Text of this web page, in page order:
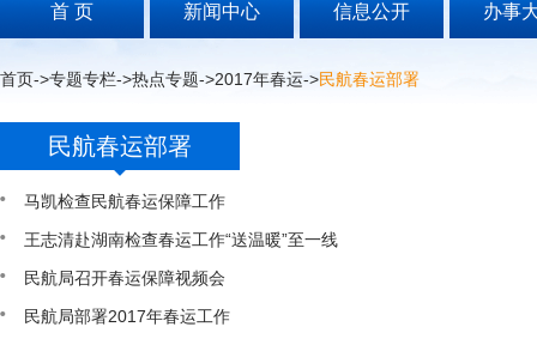
首 页 新闻中心 信息公开 办事
首页->专题专栏->热点专题->2017年春运->民航春运部署
民航春运部署
马凯检查民航春运保障工作
王志清赴湖南检查春运工作“送温暖”至一线
民航局召开春运保障视频会
民航局部署2017年春运工作
按
Alt
键
打
导
模